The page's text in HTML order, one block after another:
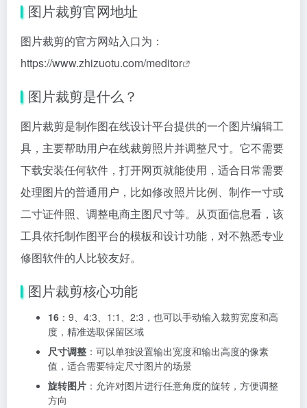
图片裁剪官网地址
图片裁剪的官方网站入口为：
https://www.zhizuotu.com/meditor
图片裁剪是什么？
图片裁剪是制作图在线设计平台提供的一个图片编辑工
具，主要帮助用户在线裁剪照片并调整尺寸。它不需要
下载安装任何软件，打开网页就能使用，适合日常需要
处理图片的普通用户，比如修改照片比例、制作一寸或
二寸证件照、调整电商主图尺寸等。从页面信息看，该
工具依托制作图平台的模板和设计功能，对不熟悉专业
修图软件的人比较友好。
图片裁剪核心功能
16 ：9、4:3、1:1、2:3，也可以手动输入裁剪宽度和高
度，精准选取保留区域
尺寸调整 ：可以单独设置输出宽度和输出高度的像素
值，适合需要特定尺寸图片的场景
旋转图片 ：允许对图片进行任意角度的旋转，方便调整
方向